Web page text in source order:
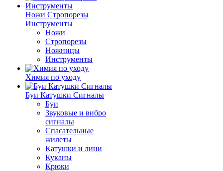
Ножи Стропорезы
Инструменты
Ножи
Стропорезы
Ножницы
Инструменты
Химия по уходу
Буи Катушки Сигналы
Буи
Звуковые и вибро
сигналы
Спасательные
жилеты
Катушки и лини
Куканы
Крюки